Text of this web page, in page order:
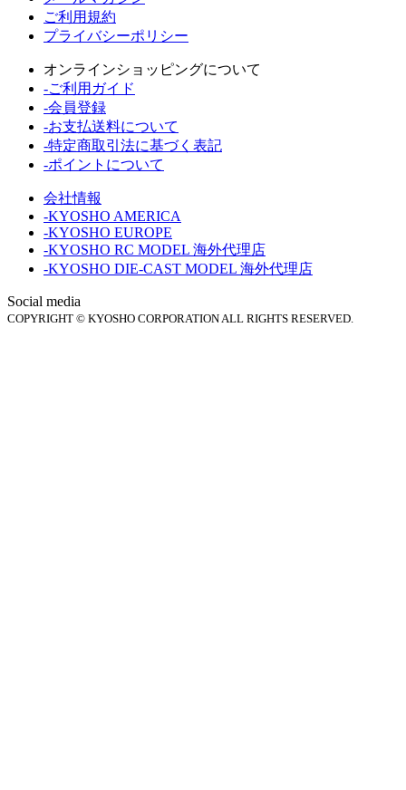
ご利用規約
プライバシーポリシー
オンラインショッピングについて
-ご利用ガイド
-会員登録
-お支払送料について
-特定商取引法に基づく表記
-ポイントについて
会社情報
-KYOSHO AMERICA
-KYOSHO EUROPE
-KYOSHO RC MODEL 海外代理店
-KYOSHO DIE-CAST MODEL 海外代理店
Social media
COPYRIGHT © KYOSHO CORPORATION ALL RIGHTS RESERVED.